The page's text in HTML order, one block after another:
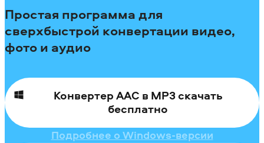
Простая программа для
сверхбыстрой конвертации видео,
фото и аудио
Конвертер AAC в MP3 скачать
бесплатно
Подробнее о Windows-версии